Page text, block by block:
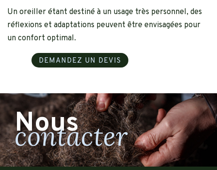
Un oreiller étant destiné à un usage très personnel, des
réflexions et adaptations peuvent être envisagées pour
un confort optimal.
DEMANDEZ UN DEVIS
Nous
contacter